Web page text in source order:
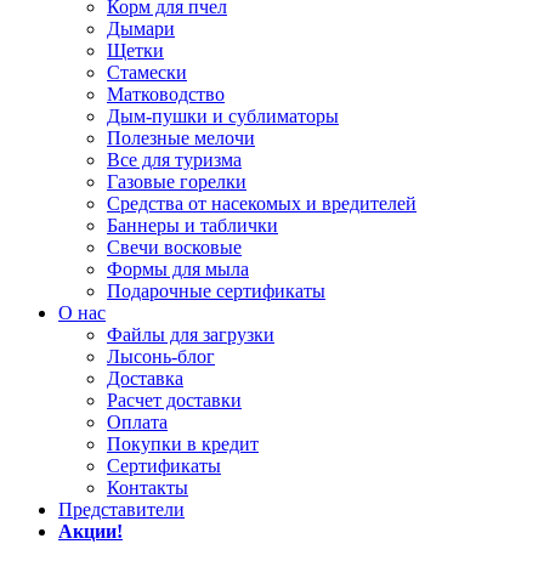
Корм для пчел
Дымари
Щетки
Стамески
Матководство
Дым-пушки и сублиматоры
Полезные мелочи
Все для туризма
Газовые горелки
Средства от насекомых и вредителей
Баннеры и таблички
Свечи восковые
Формы для мыла
Подарочные сертификаты
О нас
Файлы для загрузки
Лысонь-блог
Доставка
Расчет доставки
Оплата
Покупки в кредит
Сертификаты
Контакты
Представители
Акции!